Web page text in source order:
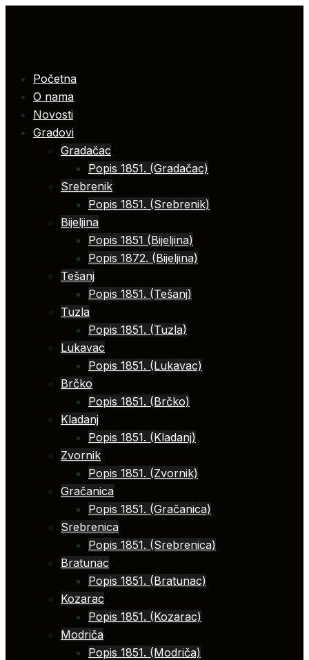
Početna
O nama
Novosti
Gradovi
Gradačac
Popis 1851. (Gradačac)
Srebrenik
Popis 1851. (Srebrenik)
Bijeljina
Popis 1851 (Bijeljina)
Popis 1872. (Bijeljina)
Tešanj
Popis 1851. (Tešanj)
Tuzla
Popis 1851. (Tuzla)
Lukavac
Popis 1851. (Lukavac)
Brčko
Popis 1851. (Brčko)
Kladanj
Popis 1851. (Kladanj)
Zvornik
Popis 1851. (Zvornik)
Gračanica
Popis 1851. (Gračanica)
Srebrenica
Popis 1851. (Srebrenica)
Bratunac
Popis 1851. (Bratunac)
Kozarac
Popis 1851. (Kozarac)
Modriča
Popis 1851. (Modriča)